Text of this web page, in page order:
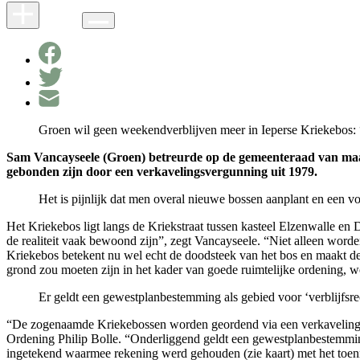
Groen wil geen weekendverblijven meer in Ieperse Kriekebos:
Sam Vancayseele (Groen) betreurde op de gemeenteraad van
gebonden zijn door een verkavelingsvergunning uit 1979.
Het is pijnlijk dat men overal nieuwe bossen aanplant en een
Het Kriekebos ligt langs de Kriekstraat tussen kasteel Elzenwalle
de realiteit vaak bewoond zijn”, zegt Vancayseele. “Niet alleen
Kriekebos betekent nu wel echt de doodsteek van het bos en maakt
grond zou moeten zijn in het kader van goede ruimtelijke ordening,
Er geldt een gewestplanbestemming als gebied voor
“De zogenaamde Kriekebossen worden geordend via een
Ordening Philip Bolle. “Onderliggend geldt een
ingetekend waarmee rekening werd gehouden (zie kaart) met het